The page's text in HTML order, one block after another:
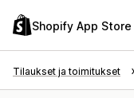
Shopify App Store
Tilaukset ja toimitukset